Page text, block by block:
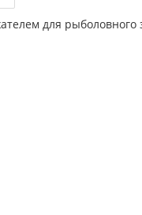
для рыболовного